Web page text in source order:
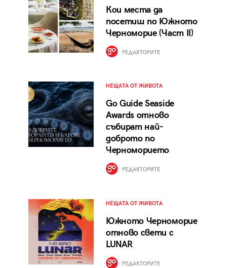
Кои места да
посетиш по Южното
Черноморие (Част II)
РЕДАКТОРИТЕ
НЕЩАТА ОТ ЖИВОТА
Go Guide Seaside
Awards отново
събират най-
доброто по
Черноморието
РЕДАКТОРИТЕ
НЕЩАТА ОТ ЖИВОТА
Южното Черноморие
отново свети с
LUNAR
РЕДАКТОРИТЕ